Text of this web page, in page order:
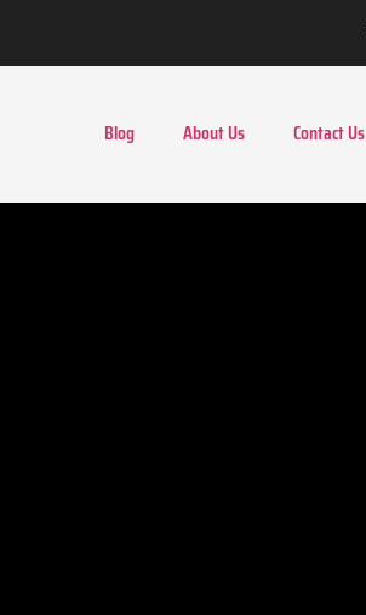
Blog About Us Contact Us